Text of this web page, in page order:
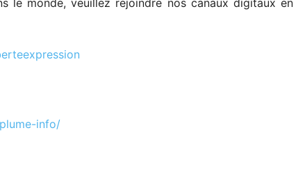
le monde, veuillez rejoindre nos canaux digitaux en
info/